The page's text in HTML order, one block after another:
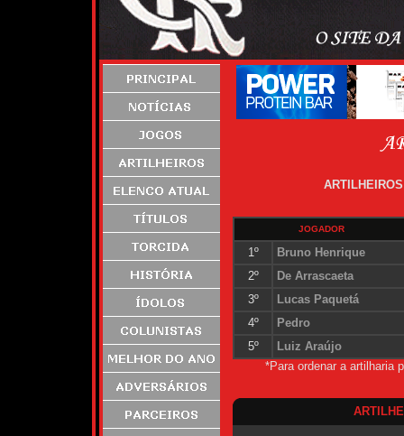
JOGADOR
1º
Bruno Henrique
2º
De Arrascaeta
3º
Lucas Paquetá
4º
Pedro
5º
Luiz Araújo
*Para ordenar a artilharia